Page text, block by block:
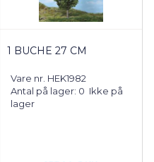
1 BUCHE 27 CM
Vare nr. HEK1982
Antal på lager: 0 Ikke på
lager